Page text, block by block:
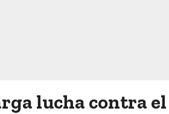
lucha contra el